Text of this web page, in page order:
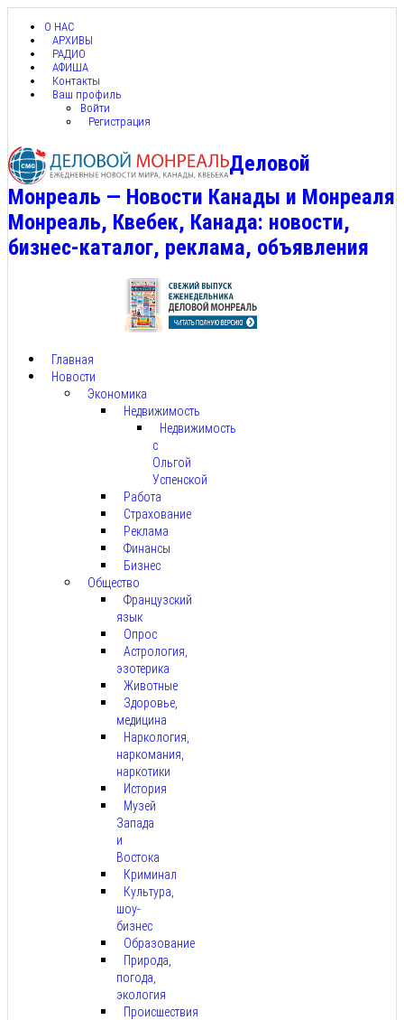
О НАС
АРХИВЫ
РАДИО
АФИША
Контакты
Ваш профиль
Войти
Регистрация
Деловой
Монреаль — Новости Канады и Монреаля
Монреаль, Квебек, Канада: новости,
бизнес-каталог, реклама, объявления
Главная
Новости
Экономика
Недвижимость
Недвижимость
с
Ольгой
Успенской
Работа
Страхование
Реклама
Финансы
Бизнес
Общество
Французский
язык
Опрос
Астрология,
эзотерика
Животные
Здоровье,
медицина
Наркология,
наркомания,
наркотики
История
Музей
Запада
и
Востока
Криминал
Культура,
шоу-
бизнес
Образование
Природа,
погода,
экология
Происшествия